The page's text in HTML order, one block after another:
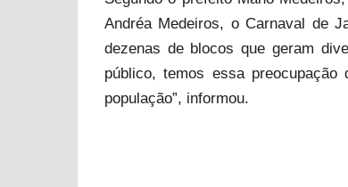
Andréa Medeiros, o Carnaval de
dezenas de blocos que geram
público, temos essa
população”, informou.